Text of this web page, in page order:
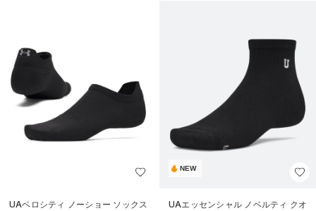
UAベロシティ ノーショー ソックス
NEW
UAエッセンシャル ノベルティ クオ